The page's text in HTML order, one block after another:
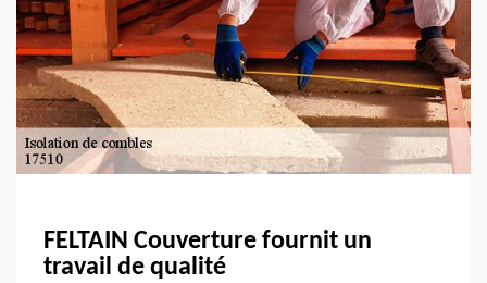
FELTAIN Couverture fournit un
travail de qualité